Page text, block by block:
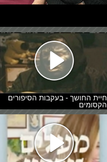
חיית החושך - בעקבות הסיפורים
הקסומים